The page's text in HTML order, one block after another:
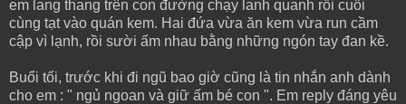
em lang thang trên con đường chạy lanh quanh rồi cuối
cùng tạt vào quán kem. Hai đứa vừa ăn kem vừa run cầm
cập vì lạnh, rồi sười ấm nhau bằng những ngón tay đan kề.
Buổi tối, trước khi đi ngũ bao giờ cũng là tin nhắn anh dành
cho em : " ngủ ngoan và giữ ấm bé con ". Em reply đáng yêu